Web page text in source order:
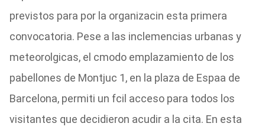
previstos para por la organizacin esta primera
convocatoria. Pese a las inclemencias urbanas y
meteorolgicas, el cmodo emplazamiento de los
pabellones de Montjuc 1, en la plaza de Espaa de
Barcelona, permiti un fcil acceso para todos los
visitantes que decidieron acudir a la cita. En esta